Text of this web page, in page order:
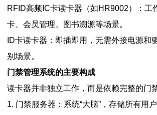
RFID高频IC卡读卡器（如HR9002）：
卡、会员管理、图书溯源等场景。
ID卡读卡器：即插即用，无需外接电源
别场景。
门禁管理系统的主要构成
读卡器并非独立工作，而是依赖完整的门
1. 门禁服务器：系统“大脑”，存储所有用